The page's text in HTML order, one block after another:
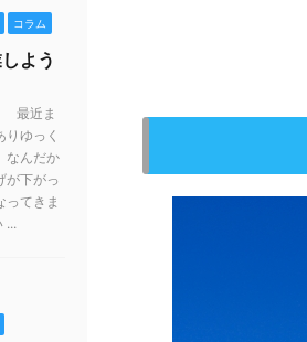
コラム
よう
最近ま
りゆっく
なんだか
が下がっ
ってきま
...